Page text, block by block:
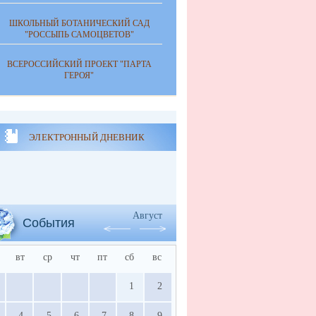
ШКОЛЬНЫЙ БОТАНИЧЕСКИЙ САД
"РОССЫПЬ САМОЦВЕТОВ"
ВСЕРОССИЙСКИЙ ПРОЕКТ "ПАРТА
ГЕРОЯ"
ЭЛЕКТРОННЫЙ ДНЕВНИК
События
Август
вт ср чт пт сб вс
1 2